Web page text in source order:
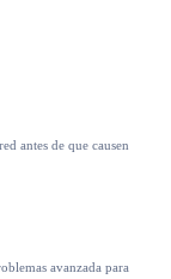
antes de que causen
avanzada para